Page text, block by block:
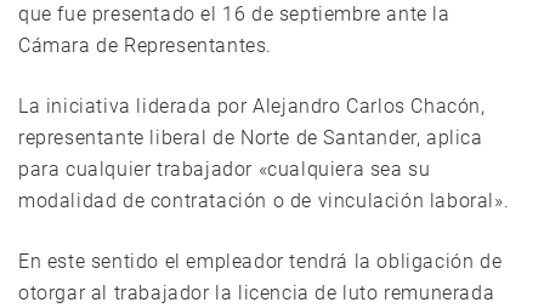
que fue presentado el 16 de septiembre ante la
Cámara de Representantes.
La iniciativa liderada por Alejandro Carlos Chacón,
representante liberal de Norte de Santander, aplica
para cualquier trabajador «cualquiera sea su
modalidad de contratación o de vinculación laboral».
En este sentido el empleador tendrá la obligación de
otorgar al trabajador la licencia de luto remunerada